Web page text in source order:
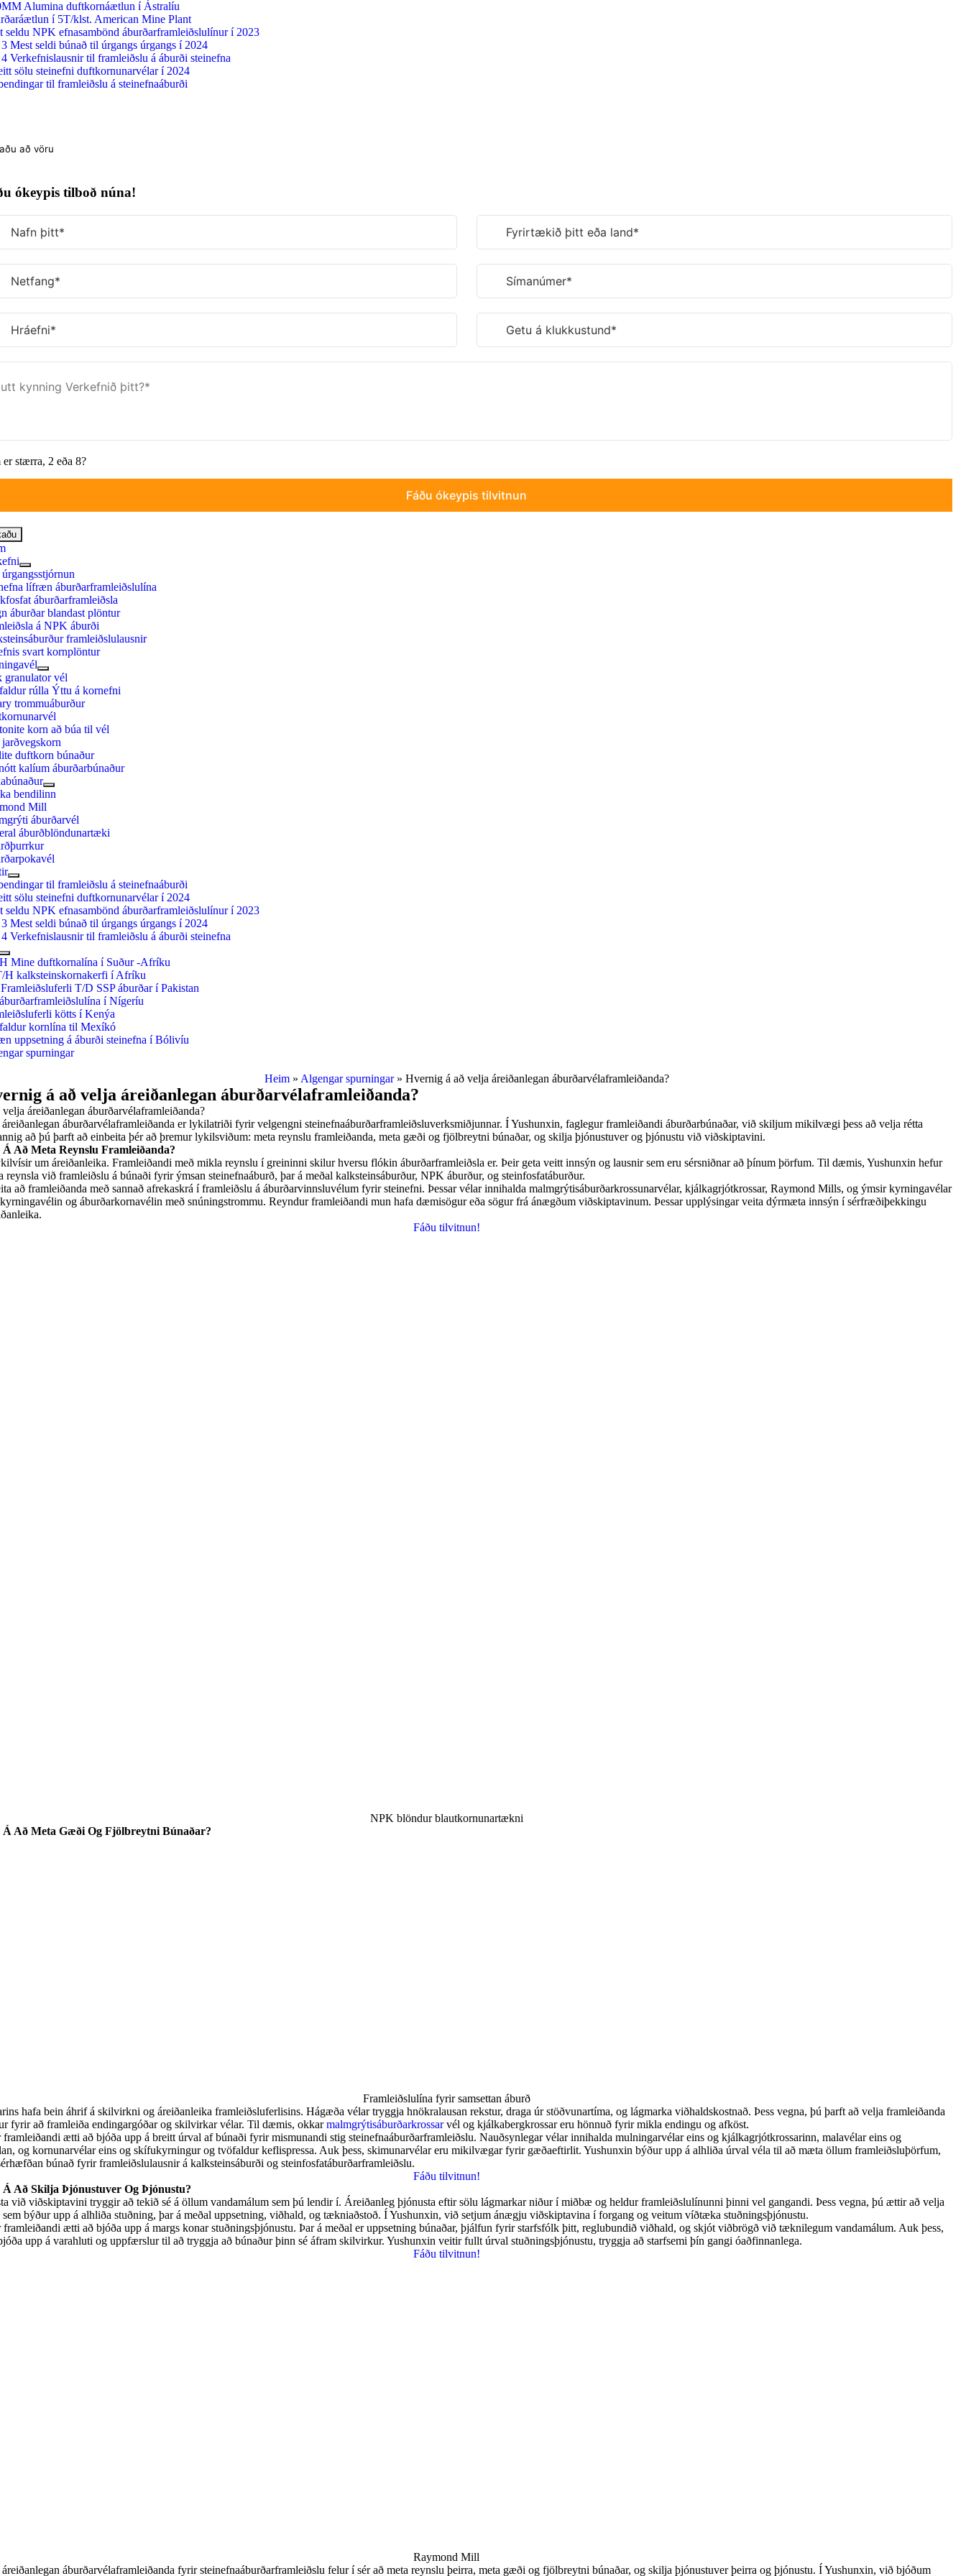
Slepptu
að
innihaldi
Alumina duftkornáætlun í Ástralíu
í 5T/klst. American Mine Plant
seldu NPK efnasambönd áburðarframleiðslulínur í 2023
Mest seldi búnað til úrgangs úrgangs í 2024
Verkefnislausnir til framleiðslu á áburði steinefna
sölu steinefni duftkornunarvélar í 2024
til framleiðslu á steinefnaáburði
ókeypis tilboð núna!
er stærra, 2 eða 8?
lífræn áburðarframleiðslulína
áburðarframleiðsla
áburðar blandast plöntur
á NPK áburði
framleiðslulausnir
svart kornplöntur
granulator vél
rúlla Ýttu á kornefni
trommuáburður
korn að búa til vél
duftkorn búnaður
kalíum áburðarbúnaður
bendilinn
Mill
áburðarvél
áburðblöndunartæki
til framleiðslu á steinefnaáburði
sölu steinefni duftkornunarvélar í 2024
seldu NPK efnasambönd áburðarframleiðslulínur í 2023
Mest seldi búnað til úrgangs úrgangs í 2024
Verkefnislausnir til framleiðslu á áburði steinefna
Mine duftkornalína í Suður -Afríku
H kalksteinskornakerfi í Afríku
T/D SSP áburðar í Pakistan
í Nígeríu
kötts í Kenýa
kornlína til Mexíkó
uppsetning á áburði steinefna í Bólivíu
spurningar
Heim» Algengar spurningar» Hvernig á að velja áreiðanlegan áburðarvélaframleiðanda?
á að velja áreiðanlegan áburðarvélaframleiðanda?
áreiðanlegan áburðarvélaframleiðanda?
áburðarvélaframleiðanda er lykilatriði fyrir velgengni steinefnaáburðarframleiðsluverksmiðjunnar. Í Yushunxin, faglegur framleiðandi áburðarbúnaðar, við skiljum mikilvægi þess að velja rétta
að þú þarft að einbeita þér að þremur lykilsviðum: meta reynslu framleiðanda, meta gæði og fjölbreytni búnaðar, og skilja þjónustuver og þjónustu við viðskiptavini.
Að Meta Reynslu Framleiðanda?
um áreiðanleika. Framleiðandi með mikla reynslu í greininni skilur hversu flókin áburðarframleiðsla er. Þeir geta veitt innsýn og lausnir sem eru sérsniðnar að þínum þörfum. Til dæmis, Yushunxin hefur
reynsla við framleiðslu á búnaði fyrir ýmsan steinefnaáburð, þar á meðal kalksteinsáburður, NPK áburður, og steinfosfatáburður.
að framleiðanda með sannað afrekaskrá í framleiðslu á áburðarvinnsluvélum fyrir steinefni. Þessar vélar innihalda malmgrýtisáburðarkrossunarvélar, kjálkagrjótkrossar, Raymond Mills, og ýmsir kyrningavélar
og áburðarkornavélin með snúningstrommu. Reyndur framleiðandi mun hafa dæmisögur eða sögur frá ánægðum viðskiptavinum. Þessar upplýsingar veita dýrmæta innsýn í sérfræðiþekkingu
Fáðu tilvitnun!
NPK blöndur blautkornunartækni
Á Að Meta Gæði Og Fjölbreytni Búnaðar?
Framleiðslulína fyrir samsettan áburð
hafa bein áhrif á skilvirkni og áreiðanleika framleiðsluferlisins. Hágæða vélar tryggja hnökralausan rekstur, draga úr stöðvunartíma, og lágmarka viðhaldskostnað. Þess vegna, þú þarft að velja framleiðanda
fyrir að framleiða endingargóðar og skilvirkar vélar. Til dæmis, okkarmalmgrýtisáburðarkrossarvél og kjálkabergkrossar eru hönnuð fyrir mikla endingu og afköst.
ætti að bjóða upp á breitt úrval af búnaði fyrir mismunandi stig steinefnaáburðarframleiðslu. Nauðsynlegar vélar innihalda mulningarvélar eins og kjálkagrjótkrossarinn, malavélar eins og
og kornunarvélar eins og skífukyrningur og tvöfaldur keflispressa. Auk þess, skimunarvélar eru mikilvægar fyrir gæðaeftirlit. Yushunxin býður upp á alhliða úrval véla til að mæta öllum framleiðsluþörfum,
búnað fyrir framleiðslulausnir á kalksteinsáburði og steinfosfatáburðarframleiðslu.
Fáðu tilvitnun!
Á Að Skilja Þjónustuver Og Þjónustu?
við viðskiptavini tryggir að tekið sé á öllum vandamálum sem þú lendir í. Áreiðanleg þjónusta eftir sölu lágmarkar niður í miðbæ og heldur framleiðslulínunni þinni vel gangandi. Þess vegna, þú ættir að velja
sem býður upp á alhliða stuðning, þar á meðal uppsetning, viðhald, og tækniaðstoð. Í Yushunxin, við setjum ánægju viðskiptavina í forgang og veitum víðtæka stuðningsþjónustu.
ætti að bjóða upp á margs konar stuðningsþjónustu. Þar á meðal er uppsetning búnaðar, þjálfun fyrir starfsfólk þitt, reglubundið viðhald, og skjót viðbrögð við tæknilegum vandamálum. Auk þess,
upp á varahluti og uppfærslur til að tryggja að búnaður þinn sé áfram skilvirkur. Yushunxin veitir fullt úrval stuðningsþjónustu, tryggja að starfsemi þín gangi óaðfinnanlega.
Fáðu tilvitnun!
Raymond Mill
áburðarvélaframleiðanda fyrir steinefnaáburðarframleiðslu felur í sér að meta reynslu þeirra, meta gæði og fjölbreytni búnaðar, og skilja þjónustuver þeirra og þjónustu. Í Yushunxin, við bjóðum